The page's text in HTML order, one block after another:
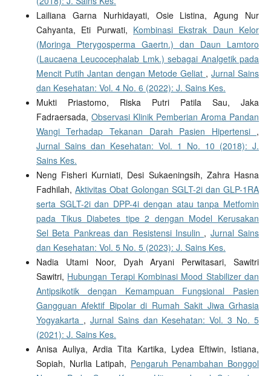
Lailiana Garna Nurhidayati, Osie Listina, Agung Nur
Cahyanta, Eti Purwati, Kombinasi Ekstrak Daun Kelor
(Moringa Pterygosperma Gaertn.) dan Daun Lamtoro
(Laucaena Leucocephalab Lmk.) sebagai Analgetik pada
Mencit Putih Jantan dengan Metode Geliat ,Jurnal Sains
dan Kesehatan: Vol. 4 No. 6 (2022): J. Sains Kes.
Mukti Priastomo, Riska Putri Patila Sau, Jaka
Fadraersada, Observasi Klinik Pemberian Aroma Pandan
Wangi Terhadap Tekanan Darah Pasien Hipertensi ,
Jurnal Sains dan Kesehatan: Vol. 1 No. 10 (2018): J.
Sains Kes.
Neng Fisheri Kurniati, Desi Sukaeningsih, Zahra Hasna
Fadhilah, Aktivitas Obat Golongan SGLT-2i dan GLP-1RA
serta SGLT-2i dan DPP-4i dengan atau tanpa Metfomin
pada Tikus Diabetes tipe 2 dengan Model Kerusakan
Sel Beta Pankreas dan Resistensi Insulin , Jurnal Sains
dan Kesehatan: Vol. 5 No. 5 (2023): J. Sains Kes.
Nadia Utami Noor, Dyah Aryani Perwitasari, Sawitri
Sawitri, Hubungan Terapi Kombinasi Mood Stabilizer dan
Antipsikotik dengan Kemampuan Fungsional Pasien
Gangguan Afektif Bipolar di Rumah Sakit Jiwa Grhasia
Yogyakarta , Jurnal Sains dan Kesehatan: Vol. 3 No. 5
(2021): J. Sains Kes.
Anisa Auliya, Ardia Tita Kartika, Lydea Eftiwin, Istiana,
Sopiah, Nurlia Latipah, Pengaruh Penambahan Bonggol